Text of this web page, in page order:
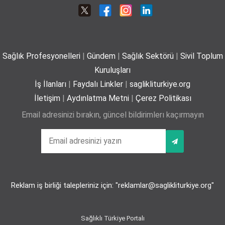
ameliyatsız tedavi
Plajda kalp sağlığı için 5 önemli öneri
25-06-2026
24-06-2026
Sağlık Profesyonelleri| Gündem Sağlık Sektörü
Sivil Toplum
Kuruluşları
İş İlanları
Faydalı Linkler
saglikliturkiye.org
İletişim
Aydınlatma Metni| Çerez Politikası
Email adresinizi bırakın, güncel bildirimlerı kaçırmayın
Reklam iş birliği talepleriniz için: "reklamlar@saglikliturkiye.org"
Sağlıklı Türkiye Portalı